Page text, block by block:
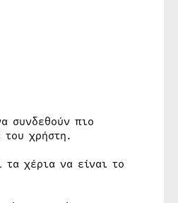
συνδεθούν πιο
του χρήστη.
χέρια να είναι το